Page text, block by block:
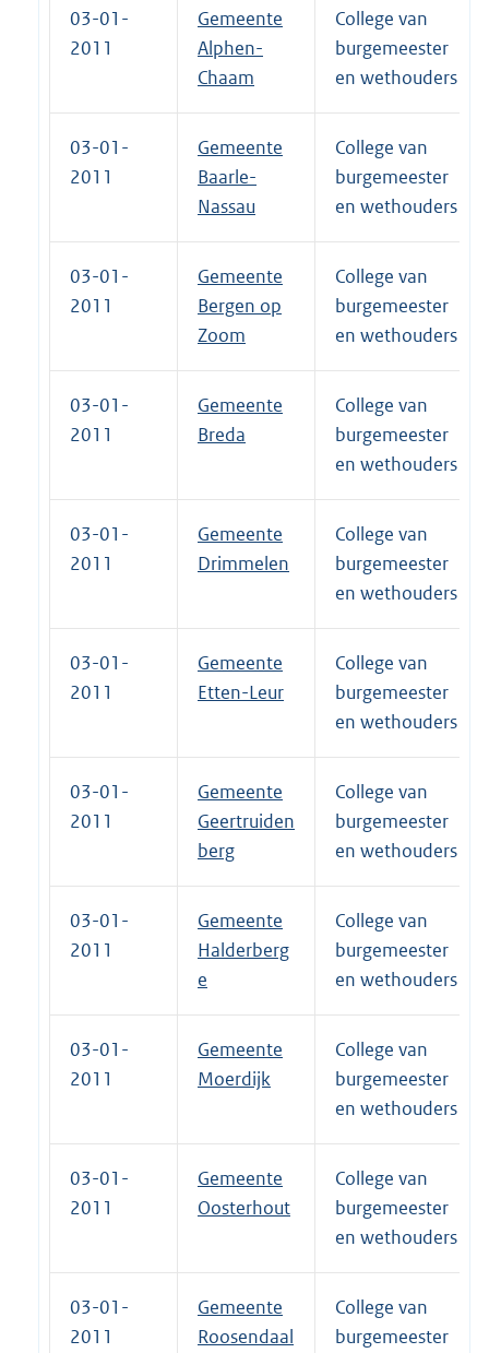
03-01-
2011
Gemeente
Alphen-
Chaam
College van
burgemeester
en wethouders
03-01-
2011
Gemeente
Baarle-
Nassau
College van
burgemeester
en wethouders
03-01-
2011
Gemeente
Bergen op
Zoom
College van
burgemeester
en wethouders
03-01-
2011
Gemeente
Breda
College van
burgemeester
en wethouders
03-01-
2011
Gemeente
Drimmelen
College van
burgemeester
en wethouders
03-01-
2011
Gemeente
Etten-Leur
College van
burgemeester
en wethouders
03-01-
2011
Gemeente
Geertruiden
berg
College van
burgemeester
en wethouders
03-01-
2011
Gemeente
Halderberg
e
College van
burgemeester
en wethouders
03-01-
2011
Gemeente
Moerdijk
College van
burgemeester
en wethouders
03-01-
2011
Gemeente
Oosterhout
College van
burgemeester
en wethouders
03-01-
2011
Gemeente
Roosendaal
College van
burgemeester